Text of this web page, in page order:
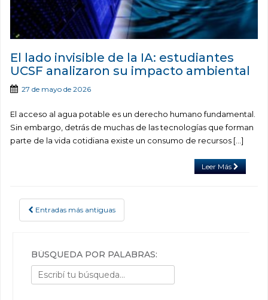
El lado invisible de la IA: estudiantes
UCSF analizaron su impacto ambiental
27 de mayo de 2026
El acceso al agua potable es un derecho humano fundamental.
Sin embargo, detrás de muchas de las tecnologías que forman
parte de la vida cotidiana existe un consumo de recursos […]
Leer Más
POSTS NAVIGATION
Entradas más antiguas
BÚSQUEDA POR PALABRAS: